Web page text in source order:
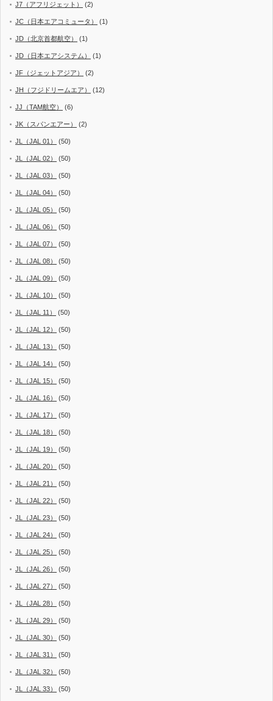
J7（アフリジェット） (2)
JC（日本エアコミュータ） (1)
JD（北京首都航空） (1)
JD（日本エアシステム） (1)
JF（ジェットアジア） (2)
JH（フジドリームエア） (12)
JJ（TAM航空） (6)
JK（スパンエアー） (2)
JL（JAL 01） (50)
JL（JAL 02） (50)
JL（JAL 03） (50)
JL（JAL 04） (50)
JL（JAL 05） (50)
JL（JAL 06） (50)
JL（JAL 07） (50)
JL（JAL 08） (50)
JL（JAL 09） (50)
JL（JAL 10） (50)
JL（JAL 11） (50)
JL（JAL 12） (50)
JL（JAL 13） (50)
JL（JAL 14） (50)
JL（JAL 15） (50)
JL（JAL 16） (50)
JL（JAL 17） (50)
JL（JAL 18） (50)
JL（JAL 19） (50)
JL（JAL 20） (50)
JL（JAL 21） (50)
JL（JAL 22） (50)
JL（JAL 23） (50)
JL（JAL 24） (50)
JL（JAL 25） (50)
JL（JAL 26） (50)
JL（JAL 27） (50)
JL（JAL 28） (50)
JL（JAL 29） (50)
JL（JAL 30） (50)
JL（JAL 31） (50)
JL（JAL 32） (50)
JL（JAL 33） (50)